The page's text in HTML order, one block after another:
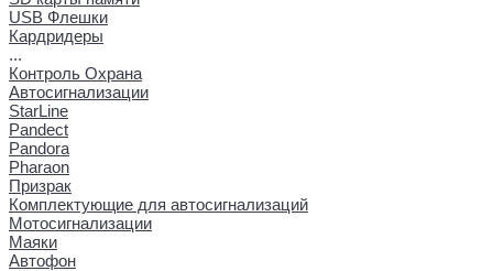
USB Флешки
Кардридеры
...
Контроль Охрана
Автосигнализации
StarLine
Pandect
Pandora
Pharaon
Призрак
Комплектующие для автосигнализаций
Мотосигнализации
Маяки
Автофон